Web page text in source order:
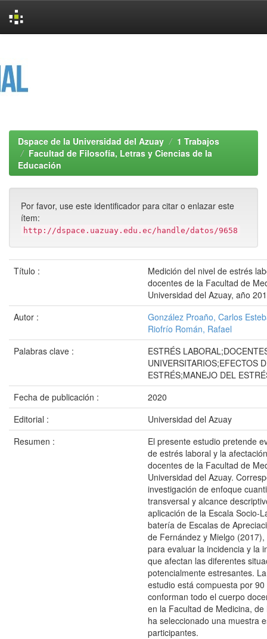
Dspace de la Universidad del Azuay
1 Trabajos
Facultad de Filosofía, Letras y Ciencias de la
Educación
Por favor, use este identificador para citar o enlazar este
ítem:
http://dspace.uazuay.edu.ec/handle/datos/9658
Título :
Medición del nivel de estrés
docentes de la Facultad de
Universidad del Azuay, año
Autor :
González Proaño, Carlos
Riofrío Román, Rafael
Palabras clave :
ESTRÉS
UNIVERSITARIOS;EFECTOS
ESTRÉS;MANEJO DEL
Fecha de publicación :
2020
Editorial :
Universidad del Azuay
Resumen :
El presente estudio pretende
de estrés laboral y la
docentes de la Facultad de
Universidad del Azuay.
investigación de enfoque
transversal y alcance
aplicación de la Escala Socio-
batería de Escalas de
de Fernández y Mielgo
para evaluar la incidencia y la
que afectan las diferentes
potencialmente estresantes.
estudio está compuesta por
conforman todo el cuerpo
en la Facultad de Medicina, de
ha seleccionado una muestra
participantes.